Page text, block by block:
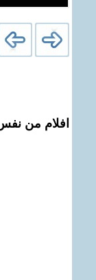
افلام من